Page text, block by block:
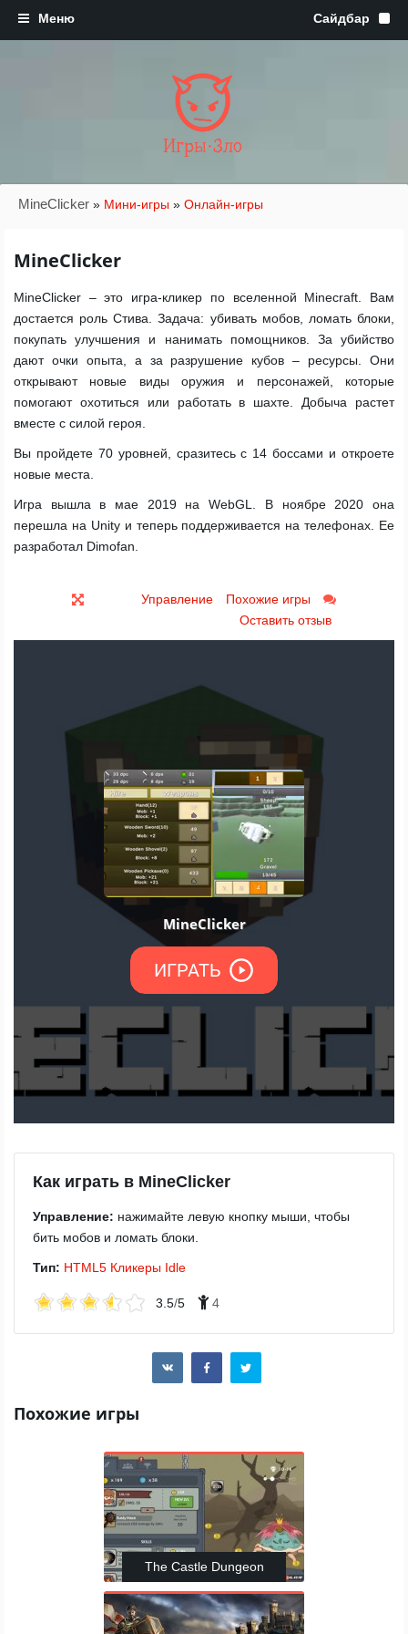
Игры·Зло
MineClicker » Мини-игры » Онлайн-игры
MineClicker
MineClicker – это игра-кликер по вселенной Minecraft. Вам
достается роль Стива. Задача: убивать мобов, ломать блоки,
покупать улучшения и нанимать помощников. За убийство
дают очки опыта, а за разрушение кубов – ресурсы. Они
открывают новые виды оружия и персонажей, которые
помогают охотиться или работать в шахте. Добыча растет
вместе с силой героя.
Вы пройдете 70 уровней, сразитесь с 14 боссами и откроете
новые места.
Игра вышла в мае 2019 на WebGL. В ноябре 2020 она
перешла на Unity и теперь поддерживается на телефонах. Ее
разработал Dimofan.
Управление
Похожие игры
Оставить отзыв
Как играть в MineClicker
Управление: нажимайте левую кнопку мыши, чтобы
бить мобов и ломать блоки.
Тип: HTML5 Кликеры Idle
3.5/5 4
Похожие игры
The Castle Dungeon